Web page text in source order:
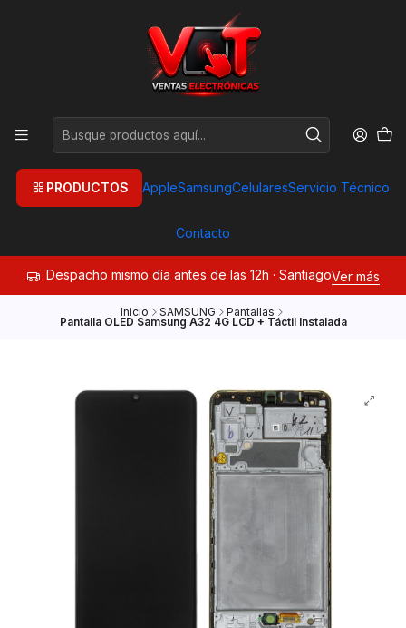
PRODUCTOS AppleSamsungCelularesServicio Técnico
Contacto
Despacho mismo día antes de las 12h · SantiagoVer más
Inicio SAMSUNG Pantallas
Pantalla OLED Samsung A32 4G LCD + Táctil Instalada